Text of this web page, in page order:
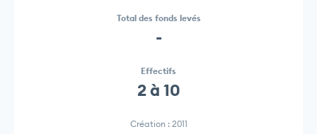
Total des fonds levés
-
Effectifs
2 à 10
Création : 2011